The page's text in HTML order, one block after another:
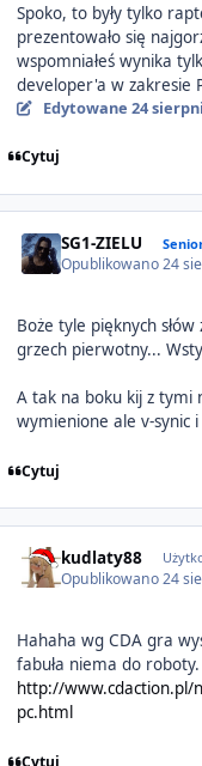
Spoko, to były tylko
prezentowało się
wspomniałeś wynika
developer'a w zakresie
Edytowane 24
Cytuj
SG1-ZIELU
Opublikowano24
Boże tyle pięknych
grzech pierwotny...
A tak na boku kij z tymi
wymienione ale v-synic
Cytuj
kudlaty88
Opublikowano24
Hahaha wg CDA gra
fabuła niema do roboty.
http://www.cdaction.pl/
pc.html
Cytuj